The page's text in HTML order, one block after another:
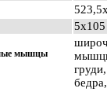
5х105
мышцы